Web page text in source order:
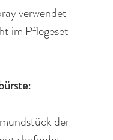
verwendet
im Pflegeset
der